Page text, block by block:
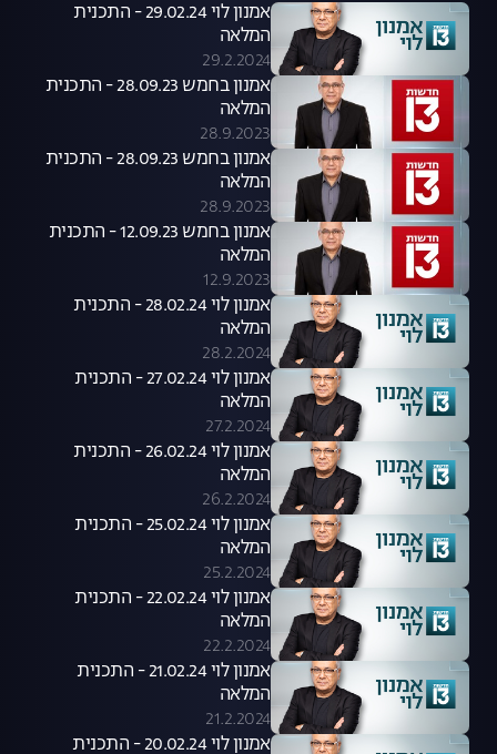
אמנון לוי 29.02.24 - התכנית
המלאה
29.2.2024
אמנון בחמש 28.09.23 - התכנית
המלאה
28.9.2023
אמנון בחמש 28.09.23 - התכנית
המלאה
28.9.2023
אמנון בחמש 12.09.23 - התכנית
המלאה
12.9.2023
אמנון לוי 28.02.24 - התכנית
המלאה
28.2.2024
אמנון לוי 27.02.24 - התכנית
המלאה
27.2.2024
אמנון לוי 26.02.24 - התכנית
המלאה
26.2.2024
אמנון לוי 25.02.24 - התכנית
המלאה
25.2.2024
אמנון לוי 22.02.24 - התכנית
המלאה
22.2.2024
אמנון לוי 21.02.24 - התכנית
המלאה
21.2.2024
אמנון לוי 20.02.24 - התכנית